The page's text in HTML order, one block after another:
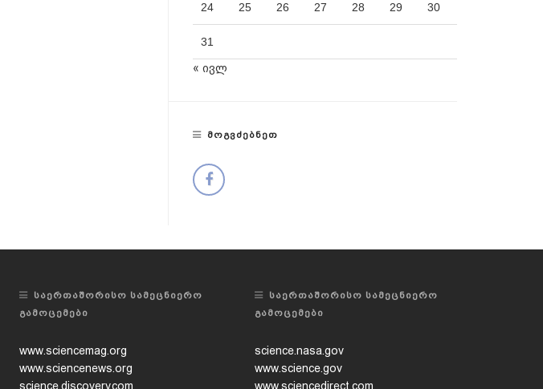
24 25 26 27 28 29 30
31
« ივლ
ᲛᲝᲒᲕᲫᲔᲑᲜᲔᲗ
ᲡᲐᲔᲠᲗᲐᲨᲝᲠᲘᲡᲝ ᲡᲐᲛᲔᲪᲜᲘᲔᲠᲝ
ᲒᲐᲛᲝᲪᲔᲛᲔᲑᲘ
www.sciencemag.org
www.sciencenews.org
science.discovery.com
ᲡᲐᲔᲠᲗᲐᲨᲝᲠᲘᲡᲝ ᲡᲐᲛᲔᲪᲜᲘᲔᲠᲝ
ᲒᲐᲛᲝᲪᲔᲛᲔᲑᲘ
science.nasa.gov
www.science.gov
www.sciencedirect.com